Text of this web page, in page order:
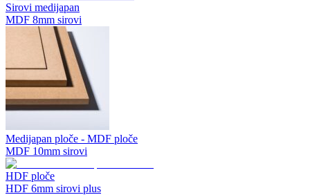
Sirovi medijapan
MDF 8mm sirovi
Medijapan ploče - MDF ploče
MDF 10mm sirovi
HDF ploče
HDF 6mm sirovi plus